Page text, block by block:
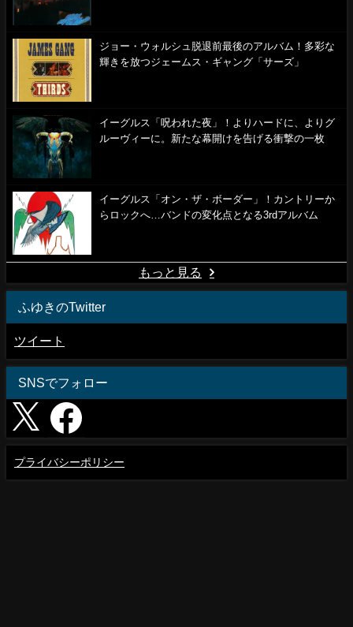
ジョー・ウォルシュ脱退前最後のアルバム！多彩な
輝きを放つジェームス・ギャング「サーズ」
イーグルス「呪われた夜」！よりハードに、よりグ
ルーヴィーに。新たな幕開けを告げる衝撃の一枚
イーグルス「オン・ザ・ボーダー」！カントリーか
らロックへ…バンドの変化点となる3rdアルバム
もっと見る
ふゆきのTwitter
ツイート
SNSでフォロー
プライバシーポリシー